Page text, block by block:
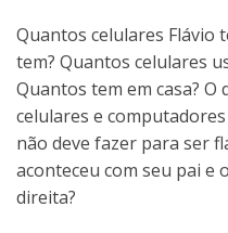
Quantos celulares Flávio
tem? Quantos celulares
Quantos tem em casa? O
celulares e
não deve fazer para ser
aconteceu com seu pai e
direita?